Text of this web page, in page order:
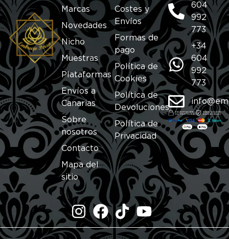
Marcas
Novedades
Nicho
Muestras
Plataformas
Envíos a
Canarias
Sobre
nosotros
Contacto
Mapa del
sitio
Costes y
Envíos
Formas de
pago
Política de
Cookies
Política de
Devoluciones
Política de
Privacidad
604
992
773
+34
604
992
773